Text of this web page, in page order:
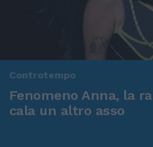
Controtempo
Fenomeno Anna, la
cala un altro asso